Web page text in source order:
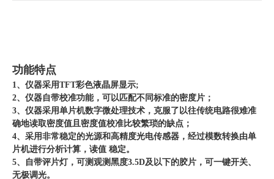
功能特点
1、仪器采用TFT彩色液晶屏显示;
2、仪器自带校准功能，可以匹配不同标准的密度片；
3、仪器采用单片机数字微处理技术，克服了以往传统电路很难准
确地读取密度值且密度值校准比较繁琐的缺点；
4、采用非常稳定的光源和高精度光电传感器，经过模数转换由单
片机进行分析计算，读值 稳定。
5、自带评片灯，可测观测黑度3.5D及以下的胶片，可一键开关、
无极调光。